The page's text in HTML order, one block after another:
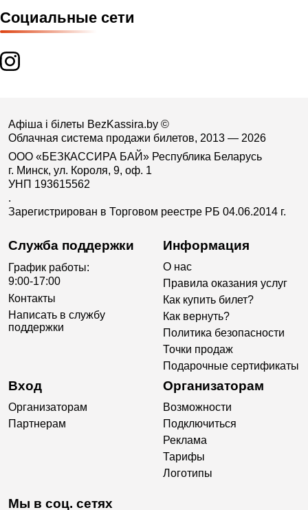
Социальные сети
Афіша і білеты BezKassira.by ©
Облачная система продажи билетов, 2013 — 2026
ООО «БЕЗКАССИРА БАЙ» Республика Беларусь
г. Минск, ул. Короля, 9, оф. 1
УНП 193615562
.
Зарегистрирован в Торговом реестре РБ 04.06.2014 г.
Служба поддержки
График работы:
9:00-17:00
Контакты
Написать в службу
поддержки
Информация
О нас
Правила оказания услуг
Как купить билет?
Как вернуть?
Политика безопасности
Точки продаж
Подарочные сертификаты
Вход
Организаторам
Партнерам
Организаторам
Возможности
Подключиться
Реклама
Тарифы
Логотипы
Мы в соц. сетях